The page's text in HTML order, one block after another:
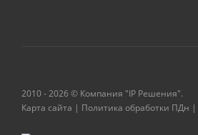
2010 - 2026 © Компания "IP Решения".
Карта сайта | Политика обработки ПДн |